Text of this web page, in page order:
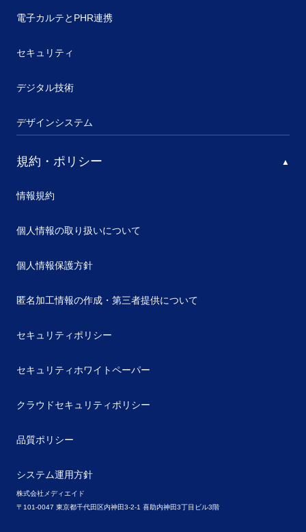
株式会社メディエイド
〒101-0047 東京都千代田区内神田3-2-1 喜助内神田3丁目ビル3階
電子カルテとPHR連携
セキュリティ
デジタル技術
デザインシステム
規約・ポリシー
情報規約
個人情報の取り扱いについて
個人情報保護方針
匿名加工情報の作成・第三者提供について
セキュリティポリシー
セキュリティホワイトペーパー
クラウドセキュリティポリシー
品質ポリシー
システム運用方針